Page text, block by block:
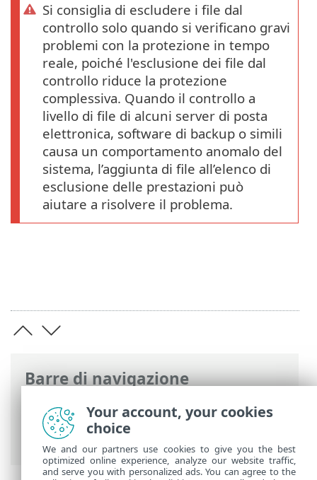
Barre di navigazione
Guida online ESET>ESET Cyber Security
Preferenze dell’applicazione
di rilevamento
> Esclusioni dal controllo
Si consiglia di escludere i file dal
controllo solo quando si verificano gravi
problemi con la protezione in tempo
reale, poiché l'esclusione dei file dal
controllo riduce la protezione
complessiva. Quando il controllo a
livello di file di alcuni server di posta
elettronica, software di backup o simili
causa un comportamento anomalo del
sistema, l’aggiunta di file all’elenco di
esclusione delle prestazioni può
aiutare a risolvere il problema.
Your account, your cookies
choice
We and our partners use cookies to give you the best
optimized online experience, analyze our website traffic,
and serve you with personalized ads. You can agree to the